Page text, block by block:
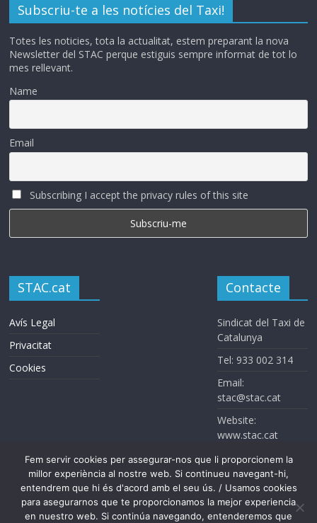
Subscriu-te a les notícies del Taxi!
Totes les noticies, tota la actualitat, estem preparant la nova
Newsletter del STAC perque estiguis sempre informat de tot lo
mes rellevant.
Name
Email
Subscribing I accept the privacy rules of this site
STAC.cat
Avís Legal
Privacitat
Cookies
Contacte
Sindicat del Taxi de
Catalunya
Tel: 933 002 314
Email:
stac@stac.cat
Website:
www.stac.cat
Fem servir cookies per assegurar-nos que li proporcionem la
millor experiència al nostre web. Si continueu navegant-hi,
entendrem que hi és d'acord amb el seu ús. / Usamos cookies
para asegurarnos que te proporcionamos la mejor experiencia
en nuestro web. Si continúa navegando, entenderemos que